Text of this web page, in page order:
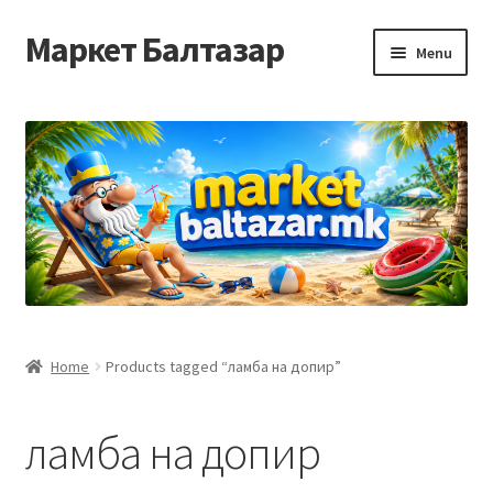
Skip
to
Skip
to
Маркет Балтазар Menu
Checkout
Homepage
Privacy Policy
Корисничка подршка
Home Products tagged “ламба на допир”
ламба на допир